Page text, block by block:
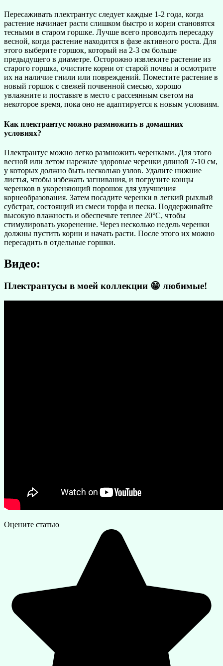
Пересаживать плектрантус следует каждые 1-2 года, когда
растение начинает расти слишком быстро и корни становятся
тесными в старом горшке. Лучше всего проводить пересадку
весной, когда растение находится в фазе активного роста. Для
этого выберите горшок, который на 2-3 см больше
предыдущего в диаметре. Осторожно извлеките растение из
старого горшка, очистите корни от старой почвы и осмотрите
их на наличие гнили или повреждений. Поместите растение в
новый горшок с свежей почвенной смесью, хорошо
увлажните и поставьте в место с рассеянным светом на
некоторое время, пока оно не адаптируется к новым условиям.
Как плектрантус можно размножить в домашних
условиях?
Плектрантус можно легко размножить черенками. Для этого
весной или летом нарежьте здоровые черенки длиной 7-10 см,
у которых должно быть несколько узлов. Удалите нижние
листья, чтобы избежать загнивания, и погрузите концы
черенков в укореняющий порошок для улучшения
корнеобразования. Затем посадите черенки в легкий рыхлый
субстрат, состоящий из смеси торфа и песка. Поддерживайте
высокую влажность и обеспечьте теплее 20°C, чтобы
стимулировать укоренение. Через несколько недель черенки
должны пустить корни и начать расти. После этого их можно
пересадить в отдельные горшки.
Видео:
Плектрантусы в моей коллекции 😁 любимые!
Оцените статью